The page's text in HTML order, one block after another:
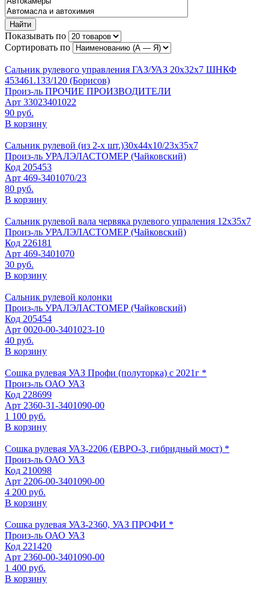
Найти
Показывать по
Сортировать по
Сальник рулевого управления ГАЗ/УАЗ 20х32х7 ШНКФ
453461.133/120 (Борисов)
Произ-ль ПРОЧИЕ ПРОИЗВОДИТЕЛИ
Арт 33023401022
90 руб.
В корзину
Сальник рулевой (из 2-х шт.)30х44х10/23х35х7
Произ-ль УРАЛЭЛАСТОМЕР (Чайковский)
Код 205453
Арт 469-3401070/23
80 руб.
В корзину
Сальник рулевой вала червяка рулевого упраления 12х35х7
Произ-ль УРАЛЭЛАСТОМЕР (Чайковский)
Код 226181
Арт 469-3401070
30 руб.
В корзину
Сальник рулевой колонки
Произ-ль УРАЛЭЛАСТОМЕР (Чайковский)
Код 205454
Арт 0020-00-3401023-10
40 руб.
В корзину
Сошка рулевая УАЗ Профи (полуторка) с 2021г *
Произ-ль ОАО УАЗ
Код 228699
Арт 2360-31-3401090-00
1 100 руб.
В корзину
Сошка рулевая УАЗ-2206 (ЕВРО-3, гибридный мост) *
Произ-ль ОАО УАЗ
Код 210098
Арт 2206-00-3401090-00
4 200 руб.
В корзину
Сошка рулевая УАЗ-2360, УАЗ ПРОФИ *
Произ-ль ОАО УАЗ
Код 221420
Арт 2360-00-3401090-00
1 400 руб.
В корзину